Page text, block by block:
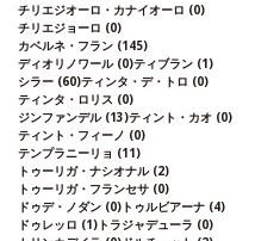
チリエジオーロ・カナイオーロ (0)
チリエジョーロ (0)
カベルネ・フラン (145)
ディオリノワール (0)ティブラン (1)
シラー (60)ティンタ・デ・トロ (0)
ティンタ・ロリス (0)
ジンファンデル (13)ティント・カオ (0)
ティント・フィーノ (0)
テンプラニーリョ (11)
トゥーリガ・ナシオナル (2)
トゥーリガ・フランセサ (0)
ドゥデ・ノダン (0)トゥルビアーナ (4)
ドゥレッロ (1)トラジャデューラ (0)